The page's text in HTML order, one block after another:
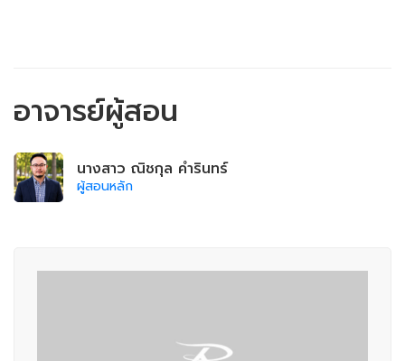
อาจารย์ผู้สอน
นางสาว ณิชกุล คำรินทร์
ผู้สอนหลัก